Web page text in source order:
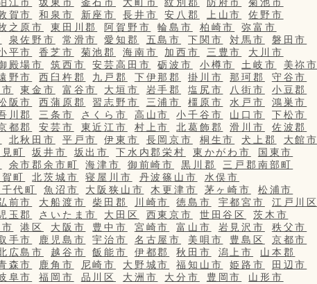
賀市 和泉市 新座市 長井市 安八郡 上山市
佐野市
之原市 東田川郡 阿賀野市 輪島市 柏崎市
弥富市
泉佐野市 常滑市 愛知郡 五島市 下関市 対馬市
磐田市
平市 香芝市 菊池郡 海南市 加西市 三豊市
大川市
殿場市 筑西市 安芸高田市 砺波市 小樽市 土岐市
美祢市
野市 西臼杵郡 九戸郡 下伊那郡 掛川市 那珂郡
守谷市
東金市 富谷市 大垣市 岩手郡 塩尻市 八街市
小豆郡
阪市 西蒲原郡 習志野市 三浦市 橿原市 水戸市
鴻巣市
川郡 三条市 さくら市 高山市 小千谷市 山口市
下松市
都郡 安芸市 東近江市 村上市 北葛飾郡 滑川市
佐波郡
北秋田市 平戸市 伊東市 長岡京市 桐生市 犬上郡
大館市
町
坂井市 坂出市 下水内郡栄村 東かがわ市
国東市
余市郡余市町 海津市 御前崎市 黒川郡
三戸郡南部町
町
北茨城市 寝屋川市 丹波篠山市
水俣市
代町
魚沼市 大阪狭山市 木更津市 茅ヶ崎市
松浦市
前市 大船渡市 柴田郡 川崎市 徳島市 宇都宮市
江戸川区
玉郡 さいたま市 大田区 西東京市 世田谷区
茨木市
港区 大阪市 豊中市 宮崎市 富山市 岩見沢市
秩父市
手市 鹿児島市 宇治市 名古屋市 美唄市 豊島区
京都市
広島市 越谷市 飯能市 伊都郡 秋田市 潟上市
山本郡
森市 鹿角市 尼崎市 大野城市 福知山市 姫路市
田辺市
阜市 福岡市 品川区 大洲市 大分市 豊岡市
山形市